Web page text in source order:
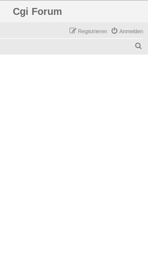
Cgi Forum
Anmelden
Registrieren